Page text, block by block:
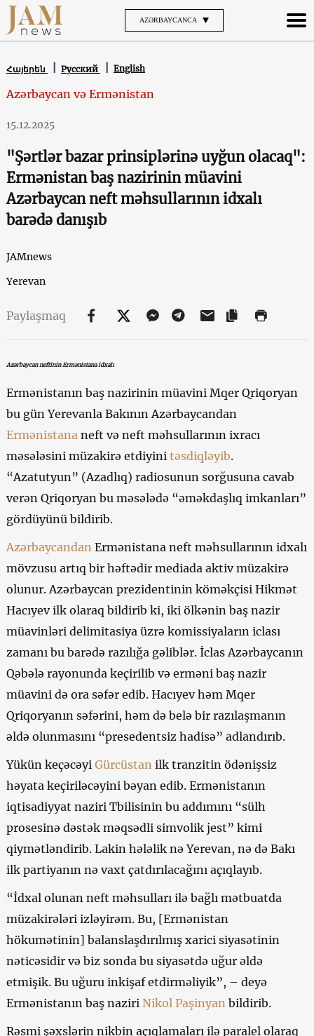
AZƏRBAYCANCA
Հայերեն Русский English
Azərbaycan və Ermənistan
15.12.2025
"Şərtlər bazar prinsiplərinə uyğun olacaq":
Ermənistan baş nazirinin müavini
Azərbaycan neft məhsullarının idxalı
barədə danışıb
JAMnews
Yerevan
Paylaşmaq
Azərbaycan neftinin Ermənistana idxalı
Ermənistanın baş nazirinin müavini Mqer Qriqoryan
bu gün Yerevanla Bakının Azərbaycandan
Ermənistana neft və neft məhsullarının ixracı
məsələsini müzakirə etdiyini təsdiqləyib.
“Azatutyun” (Azadlıq) radiosunun sorğusuna cavab
verən Qriqoryan bu məsələdə “əməkdaşlıq imkanları”
gördüyünü bildirib.
Azərbaycandan Ermənistana neft məhsullarının idxalı
mövzusu artıq bir həftədir mediada aktiv müzakirə
olunur. Azərbaycan prezidentinin köməkçisi Hikmət
Hacıyev ilk olaraq bildirib ki, iki ölkənin baş nazir
müavinləri delimitasiya üzrə komissiyaların iclası
zamanı bu barədə razılığa gəliblər. İclas Azərbaycanın
Qəbələ rayonunda keçirilib və erməni baş nazir
müavini də ora səfər edib. Hacıyev həm Mqer
Qriqoryanın səfərini, həm də belə bir razılaşmanın
əldə olunmasını “presedentsiz hadisə” adlandırıb.
Yükün keçəcəyi Gürcüstan ilk tranzitin ödənişsiz
həyata keçiriləcəyini bəyan edib. Ermənistanın
iqtisadiyyat naziri Tbilisinin bu addımını “sülh
prosesinə dəstək məqsədli simvolik jest” kimi
qiymətləndirib. Lakin hələlik nə Yerevan, nə də Bakı
ilk partiyanın nə vaxt çatdırılacağını açıqlayıb.
“İdxal olunan neft məhsulları ilə bağlı mətbuatda
müzakirələri izləyirəm. Bu, [Ermənistan
hökumətinin] balanslaşdırılmış xarici siyasətinin
nəticəsidir və biz sonda bu siyasətdə uğur əldə
etmişik. Bu uğuru inkişaf etdirməliyik”, – deyə
Ermənistanın baş naziri Nikol Paşinyan bildirib.
Rəsmi şəxslərin nikbin açıqlamaları ilə paralel olaraq